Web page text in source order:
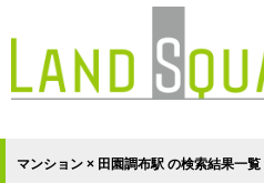
マンション × 田園調布駅 の検索結果一覧